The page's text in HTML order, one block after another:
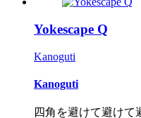
Yokescape Q
Kanoguti
Kanoguti
四角を避けて避けて